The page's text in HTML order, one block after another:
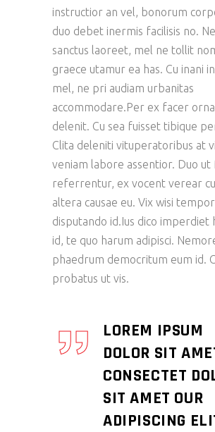
instructior an vel, bonorum
duo debet inermis facilisis no.
sanctus laoreet, mel ne tollit
graece utamur ea has. Cu inani
mel, ne pri audiam urbanitas
accommodare.Per ex facer
delenit. Cu sea fuisset tibique
Clita deleniti vituperatoribus at
veniam labore assentior. Duo ut
referrentur, ex vocent verear
altera causae eu. Vix wisi
disputando id.Ius dico
id, te quo harum adipisci.
phaedrum democritum eum id.
probatus ut vis.
LOREM IPSUM
DOLOR SIT
CONSECTET
SIT AMET OUR
ADIPISCING